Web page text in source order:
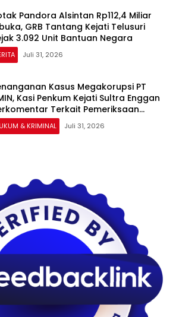
Pandora Alsintan Rp112,4 Miliar
GRB Tantang Kejati Telusuri
3.092 Unit Bantuan Negara
Juli 31, 2026
Kasus Megakorupsi PT
Kasi Penkum Kejati Sultra Enggan
Terkait Pemeriksaan
PT Tribhakti
& KRIMINAL Juli 31, 2026